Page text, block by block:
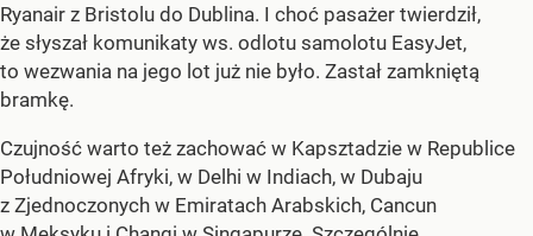
Ryanair z Bristolu do Dublina. I choć pasażer twierdził,
że słyszał komunikaty ws. odlotu samolotu EasyJet,
to wezwania na jego lot już nie było. Zastał zamkniętą
bramkę.
Czujność warto też zachować w Kapsztadzie w Republice
Południowej Afryki, w Delhi w Indiach, w Dubaju
z Zjednoczonych w Emiratach Arabskich, Cancun